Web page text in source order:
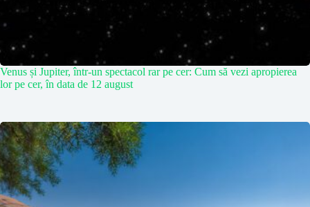
Venus și Jupiter, într-un spectacol rar pe cer: Cum să vezi apropierea
lor pe cer, în data de 12 august